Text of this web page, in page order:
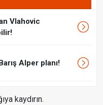
Vlahovic
Alper planı!
kaydırın.